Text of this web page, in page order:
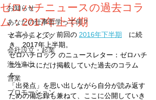
お知らせ
あなたの仕事哲学って何？
マーケティング
会社設立・起業
海外進出
営業
プロモーション
ゼロハチニュースの過去コラ
ム：2017年上半期
と言うことで、前回の 2016年下半期 に続
き、2017年上半期。
ゼロハチロック のニュースレター：ゼロハチ
ニュースにだけ掲載していた過去のコラム
を、
「出発点」を思い出しながら自分が読み返す
ための備忘録も兼ねて、ここに公開していき